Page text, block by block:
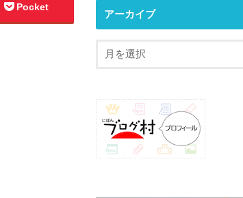
Pocket
アーカイブ